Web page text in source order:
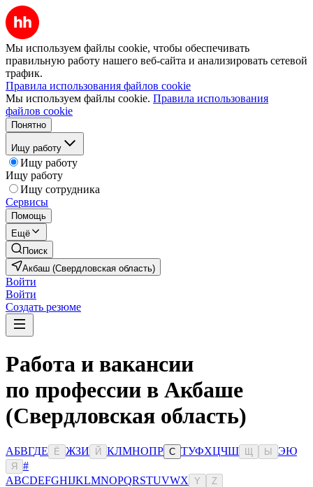
Мы используем файлы cookie, чтобы обеспечивать
правильную работу нашего веб-сайта и анализировать сетевой
трафик.
Правила использования файлов cookie
Мы используем файлы cookie. Правила использования
файлов cookie
Понятно
Ищу работу
Ищу работу
Ищу работу
Ищу сотрудника
Сервисы
Помощь
Ещё
Поиск
Акбаш (Свердловская область)
Войти
Войти
Создать резюме
Работа и вакансии
по профессии в Акбаше
(Свердловская область)
АБВГДЕ Ё ЖЗИ Й КЛМНОПР С ТУФХЦЧШ Ы ЭЮ
Я
#
ABCDEFGHIJKLMNOPQRSTUVWX Y Z